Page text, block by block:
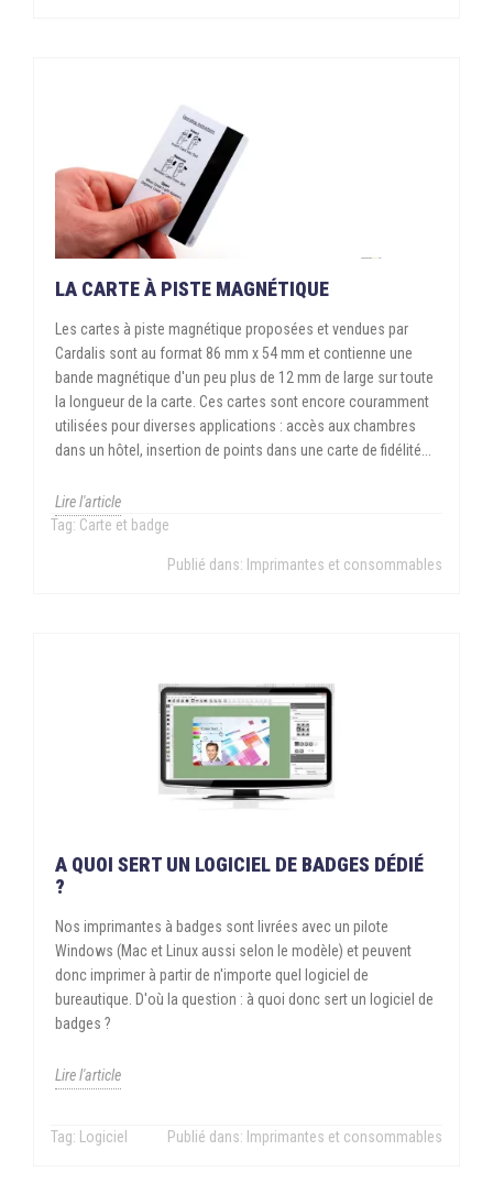
LA CARTE À PISTE MAGNÉTIQUE
Les cartes à piste magnétique proposées et vendues par
Cardalis sont au format 86 mm x 54 mm et contienne une
bande magnétique d'un peu plus de 12 mm de large sur toute
la longueur de la carte. Ces cartes sont encore couramment
utilisées pour diverses applications : accès aux chambres
dans un hôtel, insertion de points dans une carte de fidélité...
Lire l'article
Tag: Carte et badge
Publié dans: Imprimantes et consommables
A QUOI SERT UN LOGICIEL DE BADGES DÉDIÉ
?
Nos imprimantes à badges sont livrées avec un pilote
Windows (Mac et Linux aussi selon le modèle) et peuvent
donc imprimer à partir de n'importe quel logiciel de
bureautique. D'où la question : à quoi donc sert un logiciel de
badges ?
Lire l'article
Tag: Logiciel Publié dans: Imprimantes et consommables